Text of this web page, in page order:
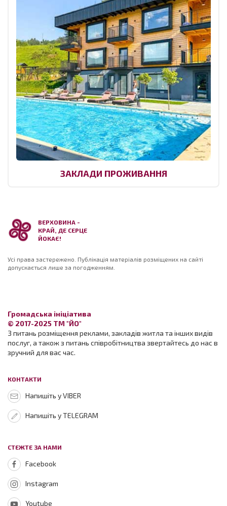
ЗАКЛАДИ ПРОЖИВАННЯ
ВЕРХОВИНА -
КРАЙ, ДЕ СЕРЦЕ
ЙОКАЄ!
Усі права застережено. Публікація матеріалів розміщених на сайті
допускається лише за погодженням.
Громадська ініціатива
© 2017-2025 ТМ "ЙО"
З питань розміщення реклами, закладів житла та інших видів
послуг, а також з питань співробітництва звертайтесь до нас в
зручний для вас час.
КОНТАКТИ
Напишіть у VIBER
Напишіть у TELEGRAM
СТЕЖТЕ ЗА НАМИ
Facebook
Instagram
Youtube